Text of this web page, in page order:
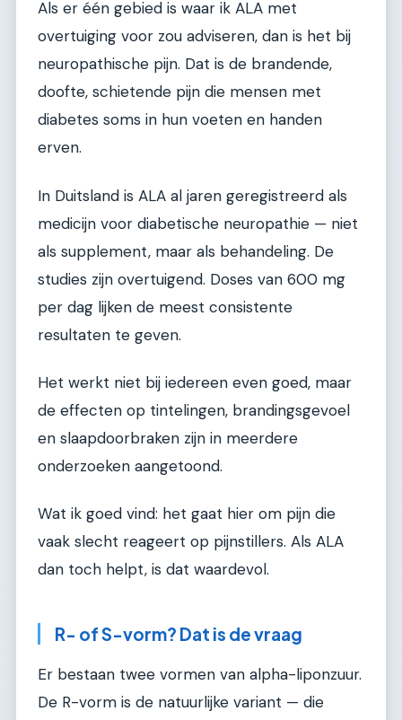
Als er één gebied is waar ik ALA met
overtuiging voor zou adviseren, dan is het bij
neuropathische pijn. Dat is de brandende,
doofte, schietende pijn die mensen met
diabetes soms in hun voeten en handen
erven.
In Duitsland is ALA al jaren geregistreerd als
medicijn voor diabetische neuropathie — niet
als supplement, maar als behandeling. De
studies zijn overtuigend. Doses van 600 mg
per dag lijken de meest consistente
resultaten te geven.
Het werkt niet bij iedereen even goed, maar
de effecten op tintelingen, brandingsgevoel
en slaapdoorbraken zijn in meerdere
onderzoeken aangetoond.
Wat ik goed vind: het gaat hier om pijn die
vaak slecht reageert op pijnstillers. Als ALA
dan toch helpt, is dat waardevol.
R- of S-vorm? Dat is de vraag
Er bestaan twee vormen van alpha-liponzuur.
De R-vorm is de natuurlijke variant — die